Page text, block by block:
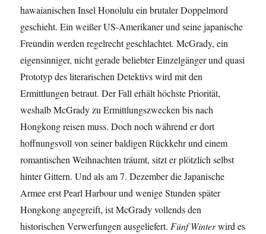
hawaianischen Insel Honolulu ein brutaler Doppelmord
geschieht. Ein weißer US-Amerikaner und seine japanische
Freundin werden regelrecht geschlachtet. McGrady, ein
eigensinniger, nicht gerade beliebter Einzelgänger und quasi
Prototyp des literarischen Detektivs wird mit den
Ermittlungen betraut. Der Fall erhält höchste Priorität,
weshalb McGrady zu Ermittlungszwecken bis nach
Hongkong reisen muss. Doch noch während er dort
hoffnungsvoll von seiner baldigen Rückkehr und einem
romantischen Weihnachten träumt, sitzt er plötzlich selbst
hinter Gittern. Und als am 7. Dezember die Japanische
Armee erst Pearl Harbour und wenige Stunden später
Hongkong angegreift, ist McGrady vollends den
historischen Verwerfungen ausgeliefert. Fünf Winterwird es